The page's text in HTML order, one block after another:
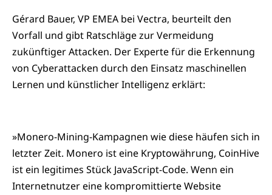
Gérard Bauer, VP EMEA bei Vectra, beurteilt den
Vorfall und gibt Ratschläge zur Vermeidung
zukünftiger Attacken. Der Experte für die Erkennung
von Cyberattacken durch den Einsatz maschinellen
Lernen und künstlicher Intelligenz erklärt:
»Monero-Mining-Kampagnen wie diese häufen sich in
letzter Zeit. Monero ist eine Kryptowährung, CoinHive
ist ein legitimes Stück JavaScript-Code. Wenn ein
Internetnutzer eine kompromittierte Website